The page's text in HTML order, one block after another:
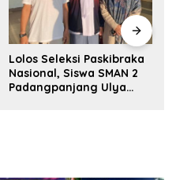
Lolos Seleksi Paskibraka
Nasional, Siswa SMAN 2
Padangpanjang Ulya